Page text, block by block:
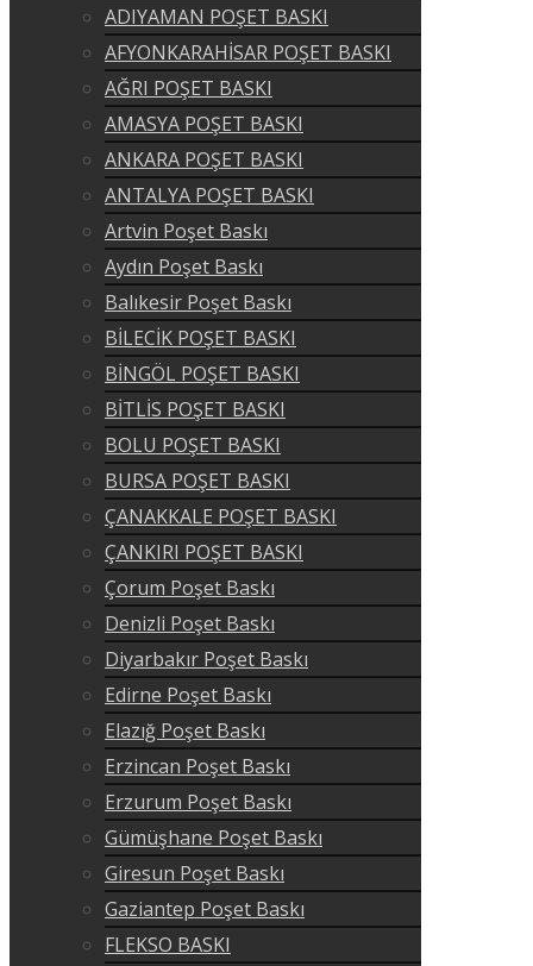
ADIYAMAN POŞET BASKI
AFYONKARAHİSAR POŞET BASKI
AĞRI POŞET BASKI
AMASYA POŞET BASKI
ANKARA POŞET BASKI
ANTALYA POŞET BASKI
Artvin Poşet Baskı
Aydın Poşet Baskı
Balıkesir Poşet Baskı
BİLECİK POŞET BASKI
BİNGÖL POŞET BASKI
BİTLİS POŞET BASKI
BOLU POŞET BASKI
BURSA POŞET BASKI
ÇANAKKALE POŞET BASKI
ÇANKIRI POŞET BASKI
Çorum Poşet Baskı
Denizli Poşet Baskı
Diyarbakır Poşet Baskı
Edirne Poşet Baskı
Elazığ Poşet Baskı
Erzincan Poşet Baskı
Erzurum Poşet Baskı
Gümüşhane Poşet Baskı
Giresun Poşet Baskı
Gaziantep Poşet Baskı
FLEKSO BASKI